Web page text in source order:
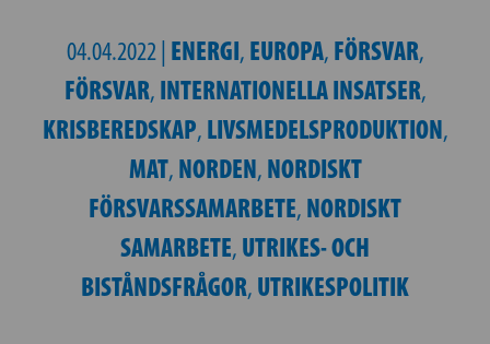
04.04.2022 | ENERGI, EUROPA, FÖRSVAR,
FÖRSVAR, INTERNATIONELLA INSATSER,
KRISBEREDSKAP, LIVSMEDELSPRODUKTION,
MAT, NORDEN, NORDISKT
FÖRSVARSSAMARBETE, NORDISKT
SAMARBETE, UTRIKES- OCH
BISTÅNDSFRÅGOR, UTRIKESPOLITIK